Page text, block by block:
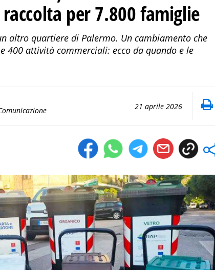
per 7.800 famiglie
altro quartiere di Palermo. Un cambiamento che
400 attività commerciali: ecco da quando e le
21 aprile 2026